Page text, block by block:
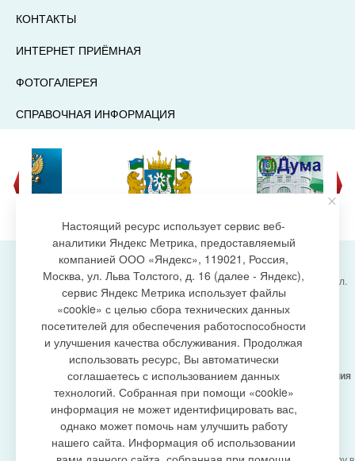
КОНТАКТЫ
ИНТЕРНЕТ ПРИЁМНАЯ
ФОТОГАЛЕРЕЯ
СПРАВОЧНАЯ ИНФОРМАЦИЯ
создание сайта
Администрация городского поселения Излучинск, ул.
Энергетиков, 6, пгт. Излучинск, Нижневартовский
район,
Ханты-Мансийский автономный округ-Югра
(Тюменская область), 628634
Сетевое изданиеhttps://www.gp-izluchinsk.ru
16+
Учредитель -Администрация городского поселения
Излучинск
Главный редактор - Бурич Денис Ярославович
Телефон/факс: (3466) 28-13-77 , e-mail:
admizl@rambler.ru
Сетевое изданиеhttps://www.gp-izluchinsk.ru
Настоящий ресурс использует сервис веб-
аналитики Яндекс Метрика, предоставляемый
компанией ООО «Яндекс», 119021, Россия,
Москва, ул. Льва Толстого, д. 16 (далее - Яндекс),
сервис Яндекс Метрика использует файлы
«cookie» с целью сбора технических данных
посетителей для обеспечения работоспособности
и улучшения качества обслуживания. Продолжая
использовать ресурс, Вы автоматически
соглашаетесь с использованием данных
технологий. Собранная при помощи «cookie»
информация не может идентифицировать вас,
однако может помочь нам улучшить работу
нашего сайта. Информация об использовании